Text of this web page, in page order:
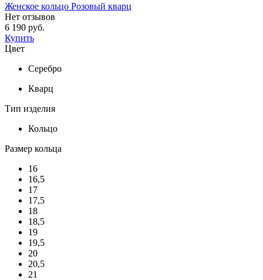
Женское кольцо Розовый кварц
Нет отзывов
6 190 руб.
Купить
Цвет
Серебро
Кварц
Тип изделия
Кольцо
Размер кольца
16
16,5
17
17,5
18
18,5
19
19,5
20
20,5
21